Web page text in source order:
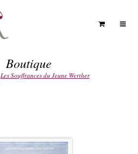
Boutique
Les Souffrances du Jeune Werther